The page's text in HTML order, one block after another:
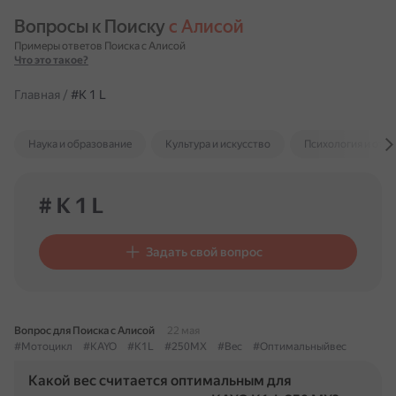
Вопросы к Поиску с Алисой
Примеры ответов Поиска с Алисой
Что это такое?
Главная / #K 1 L
Наука и образование Культура и искусство Психология и
# K 1 L
Задать свой вопрос
Вопрос для Поиска с Алисой
22 мая
#Мотоцикл
#KAYO #K1L #250MX #Вес #Оптимальныйвес
Какой вес считается оптимальным для